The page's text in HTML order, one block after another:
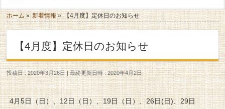
ホーム» 新着情報» 【4月度】定休日のお知らせ
【4月度】定休日のお知らせ
投稿日 : 2020年3月26日 最終更新日時 : 2020年4月2日
4月5日（日）、12日（日）、19日（日）、26日(日)、29日